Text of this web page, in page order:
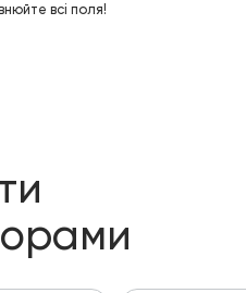
всі поля!